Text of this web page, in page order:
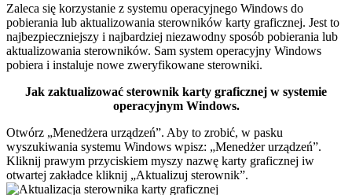
Zaleca się korzystanie z systemu operacyjnego Windows do
pobierania lub aktualizowania sterowników karty graficznej. Jest to
najbezpieczniejszy i najbardziej niezawodny sposób pobierania lub
aktualizowania sterowników. Sam system operacyjny Windows
pobiera i instaluje nowe zweryfikowane sterowniki.
Jak zaktualizować sterownik karty graficznej w systemie
operacyjnym Windows.
Otwórz „Menedżera urządzeń”. Aby to zrobić, w pasku
wyszukiwania systemu Windows wpisz: „Menedżer urządzeń”.
Kliknij prawym przyciskiem myszy nazwę karty graficznej iw
otwartej zakładce kliknij „Aktualizuj sterownik”.